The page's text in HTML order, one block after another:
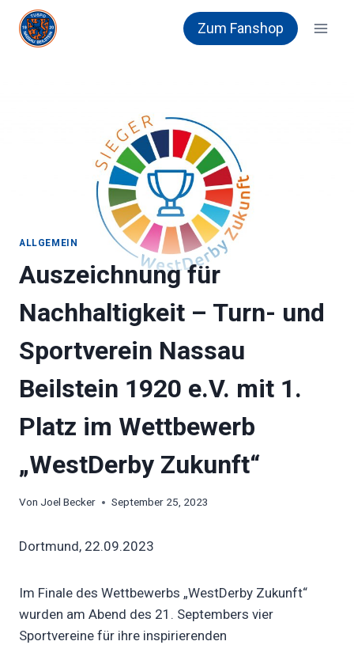
Zum
Inhalt
springen
Zum Fanshop
ALLGEMEIN
Auszeichnung für
Nachhaltigkeit – Turn- und
Sportverein Nassau
Beilstein 1920 e.V. mit 1.
Platz im Wettbewerb
„WestDerby Zukunft“
Von Joel Becker September 25, 2023
Dortmund, 22.09.2023
Im Finale des Wettbewerbs „WestDerby Zukunft“
wurden am Abend des 21. Septembers vier
Sportvereine für ihre inspirierenden